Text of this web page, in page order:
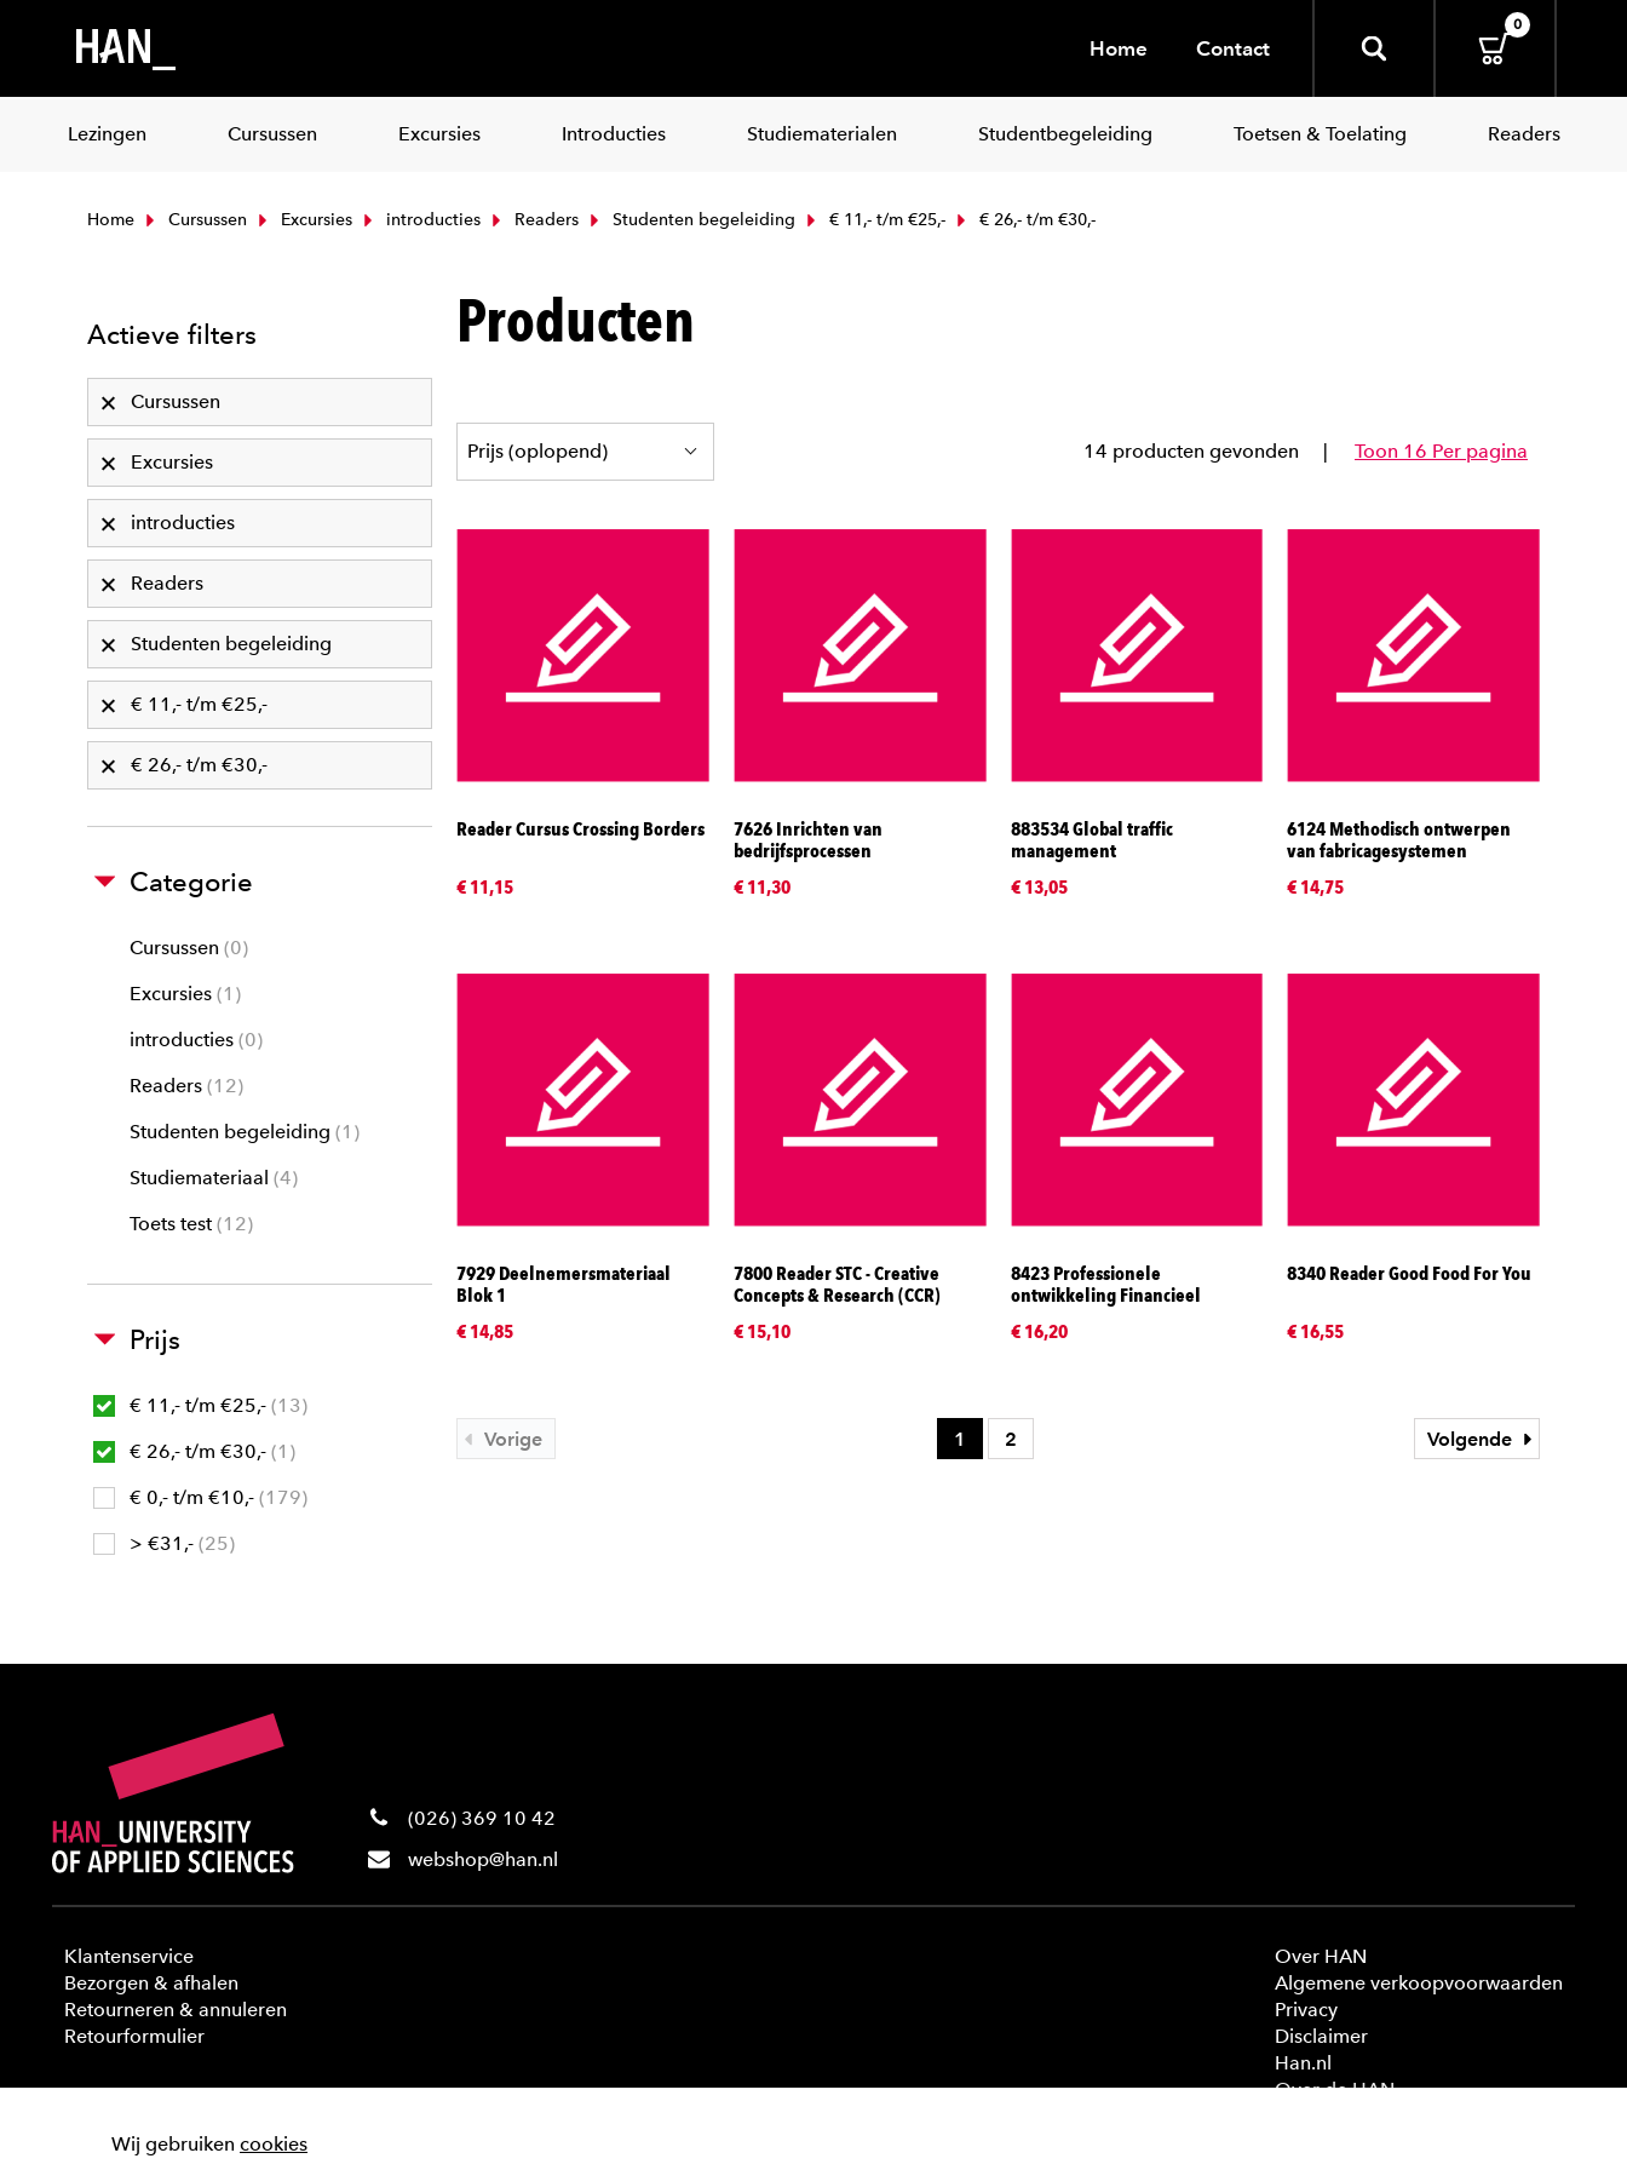
Home Contact
0
Lezingen Cursussen Excursies Introducties Studiematerialen Studentbegeleiding Toetsen & Toelating Readers
Home Cursussen Excursies introducties Readers Studenten begeleiding € 11,- t/m €25,- € 26,- t/m €30,-
Actieve filters
Cursussen
Excursies
introducties
Readers
Studenten begeleiding
€ 11,- t/m €25,-
€ 26,- t/m €30,-
Categorie
Cursussen 0
Excursies 1
introducties 0
Readers 12
Studenten begeleiding
1
Studiemateriaal 4
Toets test 12
Prijs
€ 11,- t/m €25,- 13
€ 26,- t/m €30,- 1
€ 0,- t/m €10,- 179
> €31,- 25
Producten
14 producten gevonden Toon 16 Per pagina
Reader Cursus Crossing Borders
€ 11,15
7626 Inrichten van
bedrijfsprocessen
€ 11,30
883534 Global traffic
management
€ 13,05
6124 Methodisch ontwerpen
van fabricagesystemen
€ 14,75
7929 Deelnemersmateriaal
Blok 1
€ 14,85
7800 Reader STC - Creative
Concepts & Research (CCR)
€ 15,10
8423 Professionele
ontwikkeling Financieel
€ 16,20
8340 Reader Good Food For You
€ 16,55
Vorige Volgende
1 2
(026) 369 10 42
webshop@han.nl
Klantenservice
Bezorgen & afhalen
Retourneren & annuleren
Retourformulier
Over HAN
Algemene verkoopvoorwaarden
Privacy
Disclaimer
Han.nl
Over de HAN
Wij gebruiken cookies